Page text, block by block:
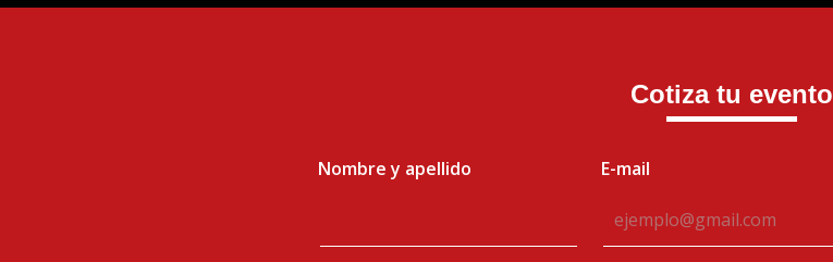
Cotiza tu evento
Nombre y apellido E-mail